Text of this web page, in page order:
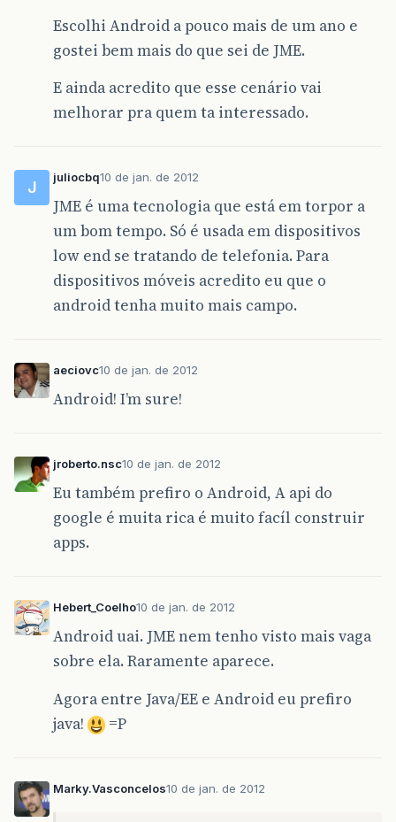
Escolhi Android a pouco mais de um ano e
gostei bem mais do que sei de JME.
E ainda acredito que esse cenário vai
melhorar pra quem ta interessado.
J
juliocbq10 de jan. de 2012
JME é uma tecnologia que está em torpor a
um bom tempo. Só é usada em dispositivos
low end se tratando de telefonia. Para
dispositivos móveis acredito eu que o
android tenha muito mais campo.
aeciovc10 de jan. de 2012
Android! I’m sure!
jroberto.nsc10 de jan. de 2012
Eu também prefiro o Android, A api do
google é muita rica é muito facíl construir
apps.
Hebert_Coelho10 de jan. de 2012
Android uai. JME nem tenho visto mais vaga
sobre ela. Raramente aparece.
Agora entre Java/EE e Android eu prefiro
java!
=P
Marky.Vasconcelos10 de jan. de 2012